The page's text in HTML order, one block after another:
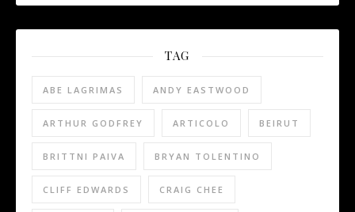
TAG
ABE LAGRIMAS ANDY EASTWOOD
ARTHUR GODFREY ARTICOLO BEIRUT
BRITTNI PAIVA BRYAN TOLENTINO
CLIFF EDWARDS CRAIG CHEE